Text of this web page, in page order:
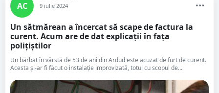
AC 9 iulie 2024
Un sătmărean a încercat să scape de factura la
curent. Acum are de dat explicații în fața
polițiștilor
Un bărbat în vârstă de 53 de ani din Ardud este acuzat de furt de curent.
Acesta și-ar fi făcut o instalație improvizată, totul cu scopul de...